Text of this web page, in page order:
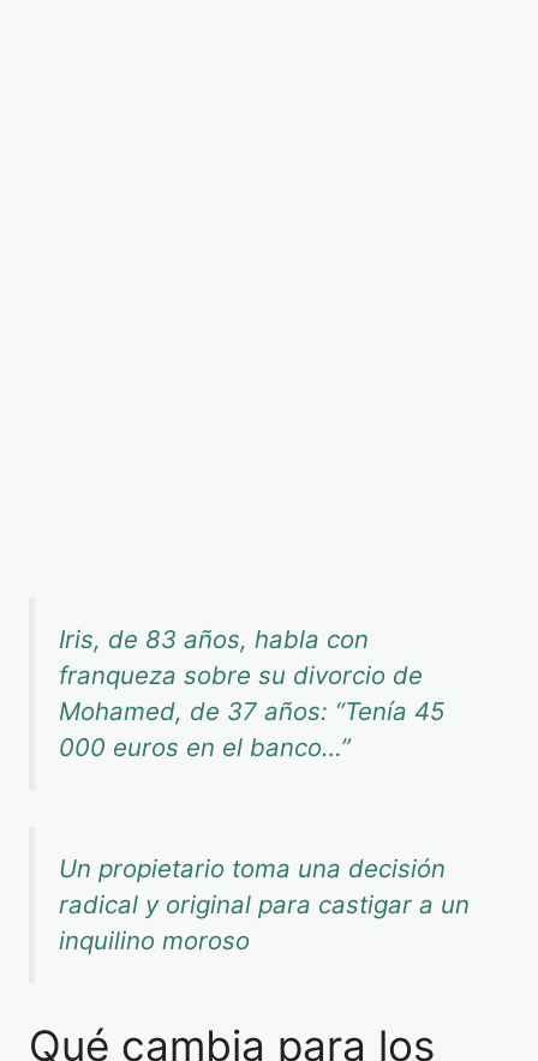
Iris, de 83 años, habla con
franqueza sobre su divorcio de
Mohamed, de 37 años: “Tenía 45
000 euros en el banco…”
Un propietario toma una decisión
radical y original para castigar a un
inquilino moroso
Qué cambia para los